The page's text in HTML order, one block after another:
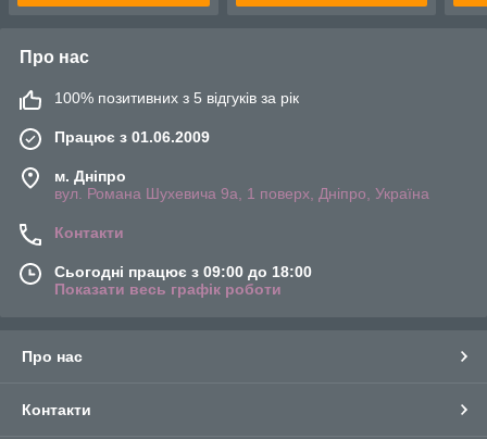
Про нас
100% позитивних з 5 відгуків за рік
Працює з 01.06.2009
м. Дніпро
вул. Романа Шухевича 9а, 1 поверх, Дніпро, Україна
Контакти
Сьогодні працює з 09:00 до 18:00
Показати весь графік роботи
Про нас
Контакти